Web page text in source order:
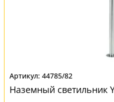
44785/82
Наземный светильник